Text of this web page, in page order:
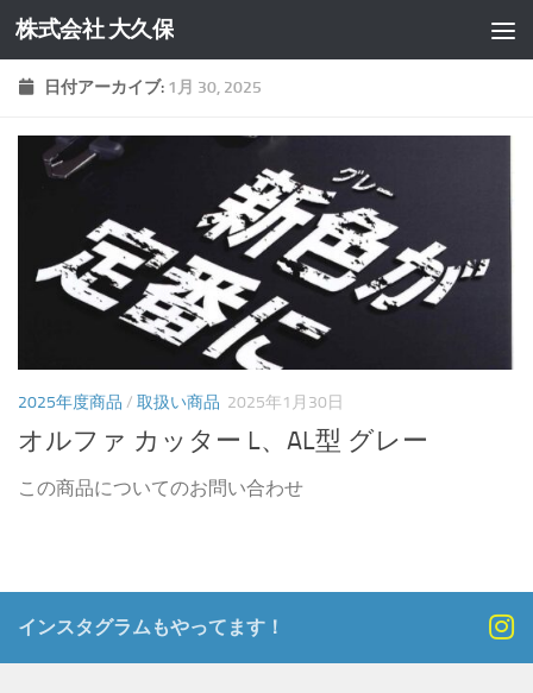
コンテンツへスキップ
株式会社 大久保
日付アーカイブ: 1月 30, 2025
2025年度商品 / 取扱い商品 2025年1月30日
オルファ カッター L、AL型 グレー
この商品についてのお問い合わせ
インスタグラムもやってます！